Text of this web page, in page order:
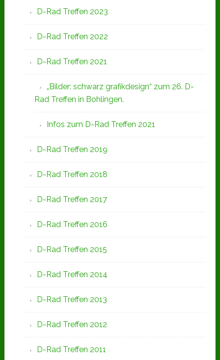
D-Rad Treffen 2023
D-Rad Treffen 2022
D-Rad Treffen 2021
„Bilder: schwarz grafikdesign“ zum 26. D-
Rad Treffen in Bohlingen.
Infos zum D-Rad Treffen 2021
D-Rad Treffen 2019
D-Rad Treffen 2018
D-Rad Treffen 2017
D-Rad Treffen 2016
D-Rad Treffen 2015
D-Rad Treffen 2014
D-Rad Treffen 2013
D-Rad Treffen 2012
D-Rad Treffen 2011